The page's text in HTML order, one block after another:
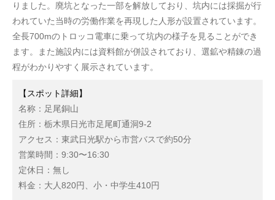
りました。廃坑となった一部を解放しており、坑内には採掘が行
われていた当時の労働作業を再現した人形が設置されています。
全長700mのトロッコ電車に乗って坑内の様子を見ることができ
ます。また施設内には資料館が併設されており、選鉱や精錬の過
程がわかりやすく展示されています。
【スポット詳細】
名称：足尾銅山
住所：栃木県日光市足尾町通洞9-2
アクセス：東武日光駅から市営バスで約50分
営業時間：9:30〜16:30
定休日：無し
料金：大人820円、小・中学生410円